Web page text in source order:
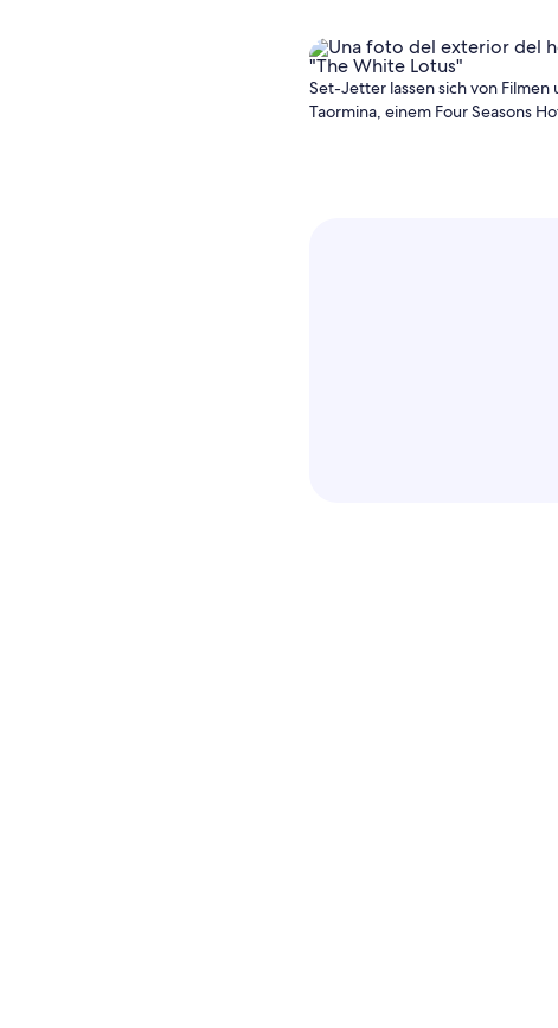
Set-Jetter lassen sich von Filmen
Taormina, einem Four Seasons